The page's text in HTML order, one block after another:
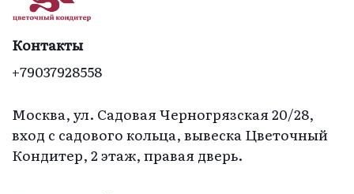
Контакты
+79037928558
Москва, ул. Садовая Черногрязская 20/28,
вход с садового кольца, вывеска Цветочный
Кондитер, 2 этаж, правая дверь.